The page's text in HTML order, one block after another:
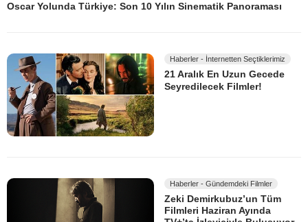
Oscar Yolunda Türkiye: Son 10 Yılın Sinematik Panoraması
Haberler - İnternetten Seçtiklerimiz
21 Aralık En Uzun Gecede
Seyredilecek Filmler!
Haberler - Gündemdeki Filmler
Zeki Demirkubuz’un Tüm
Filmleri Haziran Ayında